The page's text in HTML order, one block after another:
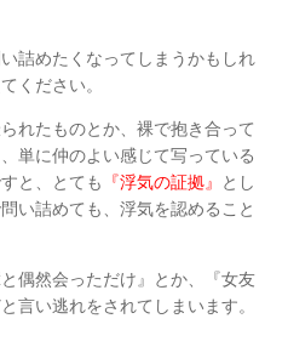
詰めたくなってしまうかもしれ
ください。
れたものとか、裸で抱き合って
単に仲のよい感じて写っている
と、とても
『浮気の証拠』
とし
い詰めても、浮気を認めること
偶然会っただけ』とか、『女友
言い逃れをされてしまいます。